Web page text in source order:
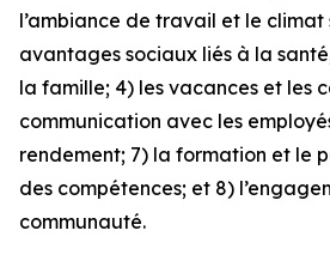
l’ambiance de travail et le climat
avantages sociaux liés à la
la famille; 4) les vacances et les
communication avec les
rendement; 7) la formation et le
des compétences; et 8)
communauté.